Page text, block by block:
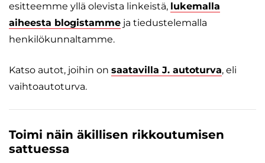
esitteemme yllä olevista linkeistä, lukemalla
aiheesta blogistamme ja tiedustelemalla
henkilökunnaltamme.
Katso autot, joihin on saatavilla J. autoturva, eli
vaihtoautoturva.
Toimi näin äkillisen rikkoutumisen
sattuessa